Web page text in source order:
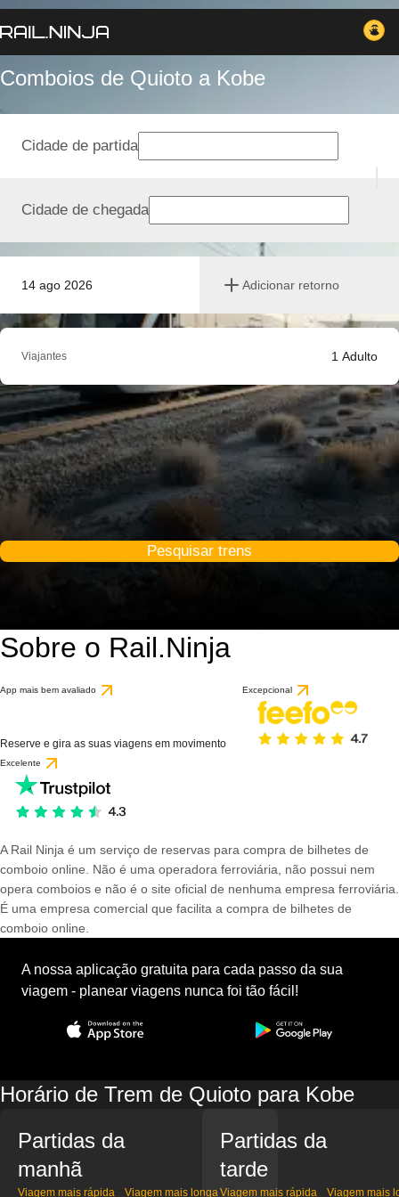
Comboios de Quioto a Kobe
14 ago 2026 Adicionar retorno
Cidade de partida
Cidade de chegada
Viajantes 1 Adulto
Pesquisar trens
Sobre o Rail.Ninja
App mais bem avaliado
Reserve e gira as suas viagens em movimento
Excepcional
Excelente
A Rail Ninja é um serviço de reservas para compra de bilhetes de
comboio online. Não é uma operadora ferroviária, não possui nem
opera comboios e não é o site oficial de nenhuma empresa ferroviária.
É uma empresa comercial que facilita a compra de bilhetes de
comboio online.
A nossa aplicação gratuita para cada passo da sua
viagem - planear viagens nunca foi tão fácil!
Horário de Trem de Quioto para Kobe
Partidas da
manhã
Viagem mais rápida Viagem mais longa
Partidas da
tarde
Viagem mais rápida Viagem mais